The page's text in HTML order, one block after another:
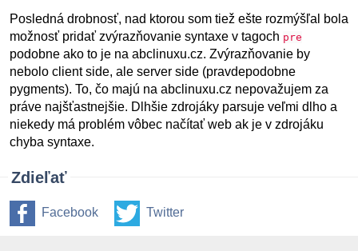
Posledná drobnosť, nad ktorou som tiež ešte rozmýšľal bola
možnosť pridať zvýrazňovanie syntaxe v tagoch pre
podobne ako to je na abclinuxu.cz. Zvýrazňovanie by
nebolo client side, ale server side (pravdepodobne
pygments). To, čo majú na abclinuxu.cz nepovažujem za
práve najšťastnejšie. Dlhšie zdrojáky parsuje veľmi dlho a
niekedy má problém vôbec načítať web ak je v zdrojáku
chyba syntaxe.
Zdieľať
Facebook Twitter